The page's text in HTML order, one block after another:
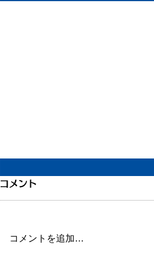
引き続き倦怠感
に明け方に高熱が出たり、ちょっ
コメント
コメントを追加…